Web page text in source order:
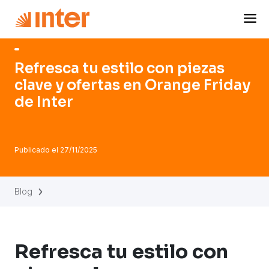
Refresca tu estilo con piezas
clave y ofertas en Orange Friday
de Inter
Publicado el 27/11/2025
Blog
Refresca tu estilo con
Navigated to Refresca tu estilo con piezas clave y ofertas